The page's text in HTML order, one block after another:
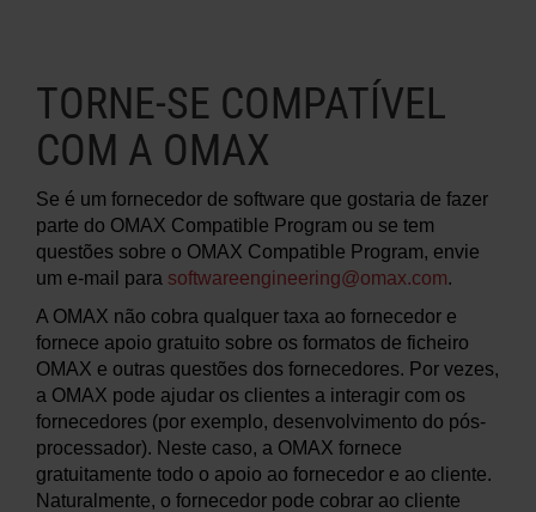
TORNE-SE COMPATÍVEL
COM A OMAX
Se é um fornecedor de software que gostaria de fazer
parte do OMAX Compatible Program ou se tem
questões sobre o OMAX Compatible Program, envie
um e-mail para softwareengineering@omax.com.
A OMAX não cobra qualquer taxa ao fornecedor e
fornece apoio gratuito sobre os formatos de ficheiro
OMAX e outras questões dos fornecedores. Por vezes,
a OMAX pode ajudar os clientes a interagir com os
fornecedores (por exemplo, desenvolvimento do pós-
processador). Neste caso, a OMAX fornece
gratuitamente todo o apoio ao fornecedor e ao cliente.
Naturalmente, o fornecedor pode cobrar ao cliente